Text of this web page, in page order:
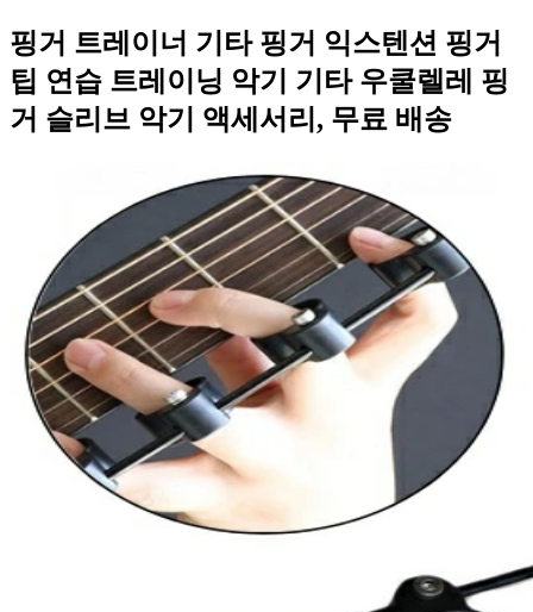
핑거 트레이너 기타 핑거 익스텐션 핑거
팁 연습 트레이닝 악기 기타 우쿨렐레 핑
거 슬리브 악기 액세서리, 무료 배송